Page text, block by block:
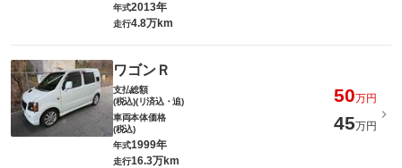
年式2013年
走行4.8万km
ワゴンＲ
支払総額
(税込)(リ済込・追)
50万円
車両本体価格
(税込)
45万円
年式1999年
走行16.3万km